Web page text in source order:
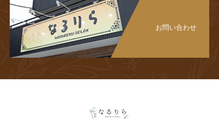
お問い合わせ